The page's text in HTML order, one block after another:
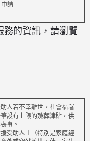
申請
務的資訊，請瀏覽
人若不幸離世，社會福署
設有上限的殮葬津貼，供
事。
受助人士（特別是家庭經